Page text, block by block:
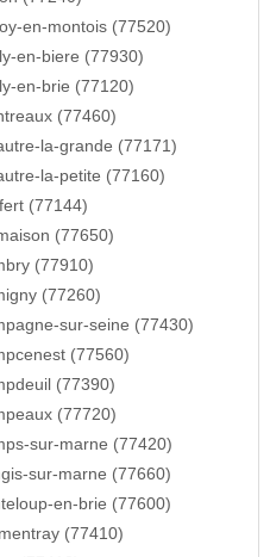
en-montois (77520)
en-biere (77930)
en-brie (77120)
(77460)
la-grande (77171)
la-petite (77160)
(77144)
(77650)
(77910)
(77260)
sur-seine (77430)
(77560)
(77390)
(77720)
sur-marne (77420)
sur-marne (77660)
en-brie (77600)
(77410)